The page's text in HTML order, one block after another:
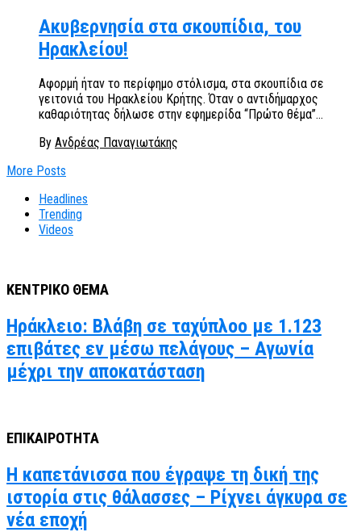
Ακυβερνησία στα σκουπίδια, του
Ηρακλείου!
Αφορμή ήταν το περίφημο στόλισμα, στα σκουπίδια σε
γειτονιά του Ηρακλείου Κρήτης. Όταν ο αντιδήμαρχος
καθαριότητας δήλωσε στην εφημερίδα “Πρώτο θέμα”...
By Ανδρέας Παναγιωτάκης
More Posts
Headlines
Trending
Videos
ΚΕΝΤΡΙΚΟ ΘΕΜΑ
Ηράκλειο: Βλάβη σε ταχύπλοο με 1.123
επιβάτες εν μέσω πελάγους – Αγωνία
μέχρι την αποκατάσταση
ΕΠΙΚΑΙΡΟΤΗΤΑ
Η καπετάνισσα που έγραψε τη δική της
ιστορία στις θάλασσες – Ρίχνει άγκυρα σε
νέα εποχή